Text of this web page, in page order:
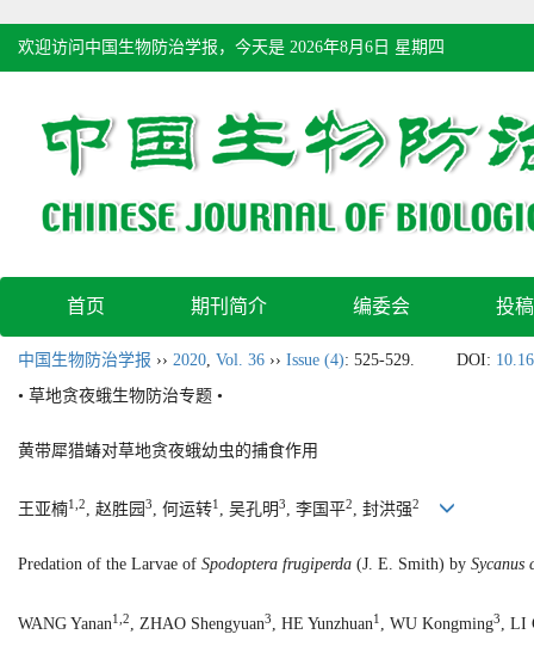
欢迎访问中国生物防治学报，今天是 2026年8月6日 星期四
首页 期刊简介 编委会 投
中国生物防治学报 ›› 2020, Vol. 36 ›› Issue (4): 525-529. DOI:
• 草地贪夜蛾生物防治专题 •
黄带犀猎蝽对草地贪夜蛾幼虫的捕食作用
王亚楠1,2, 赵胜园3, 何运转1 , 吴孔明3, 李国平2, 封洪强2
Predation of the Larvae of Spodoptera frugiperda (J. E. Smith) by Sycanus
WANG Yanan1,2 , ZHAO Shengyuan3 , HE Yunzhuan1 , WU Kongming3 , LI